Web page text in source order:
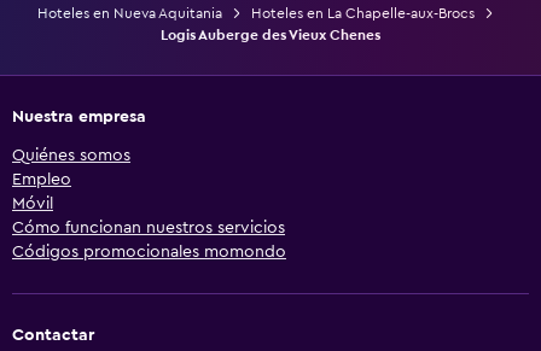
Hoteles en Nueva Aquitania
Hoteles en La Chapelle-aux-Brocs
Logis Auberge des Vieux Chenes
Nuestra empresa
Quiénes somos
Empleo
Móvil
Cómo funcionan nuestros servicios
Códigos promocionales momondo
Contactar